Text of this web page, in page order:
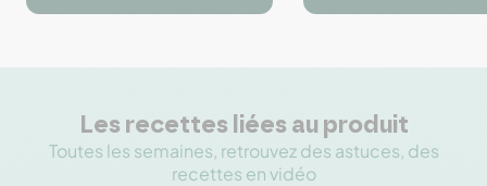
   
Les recettes liées au produit
Toutes les semaines, retrouvez des astuces, des
recettes en vidéo